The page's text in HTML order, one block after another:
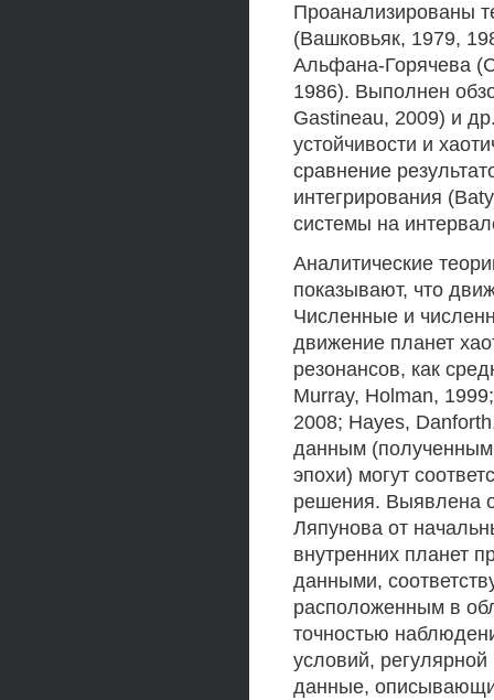
Проанализированы
(Вашковьяк, 1979,
Альфана-Горячева
1986). Выполнен
Gastineau, 2009) и
устойчивости и
сравнение
интегрирования
системы на
Аналитические
показывают, что
Численные и
движение планет
резонансов, как
Murray, Holman,
2008; Hayes,
данным
эпохи) могут
решения. Выявлена
Ляпунова от
внутренних планет
данными,
расположенным в
точностью
условий,
данные,